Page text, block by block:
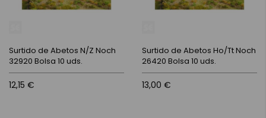
Surtido de Abetos N/Z Noch
32920 Bolsa 10 uds.
12,15 €
Surtido de Abetos Ho/Tt Noch
26420 Bolsa 10 uds.
13,00 €